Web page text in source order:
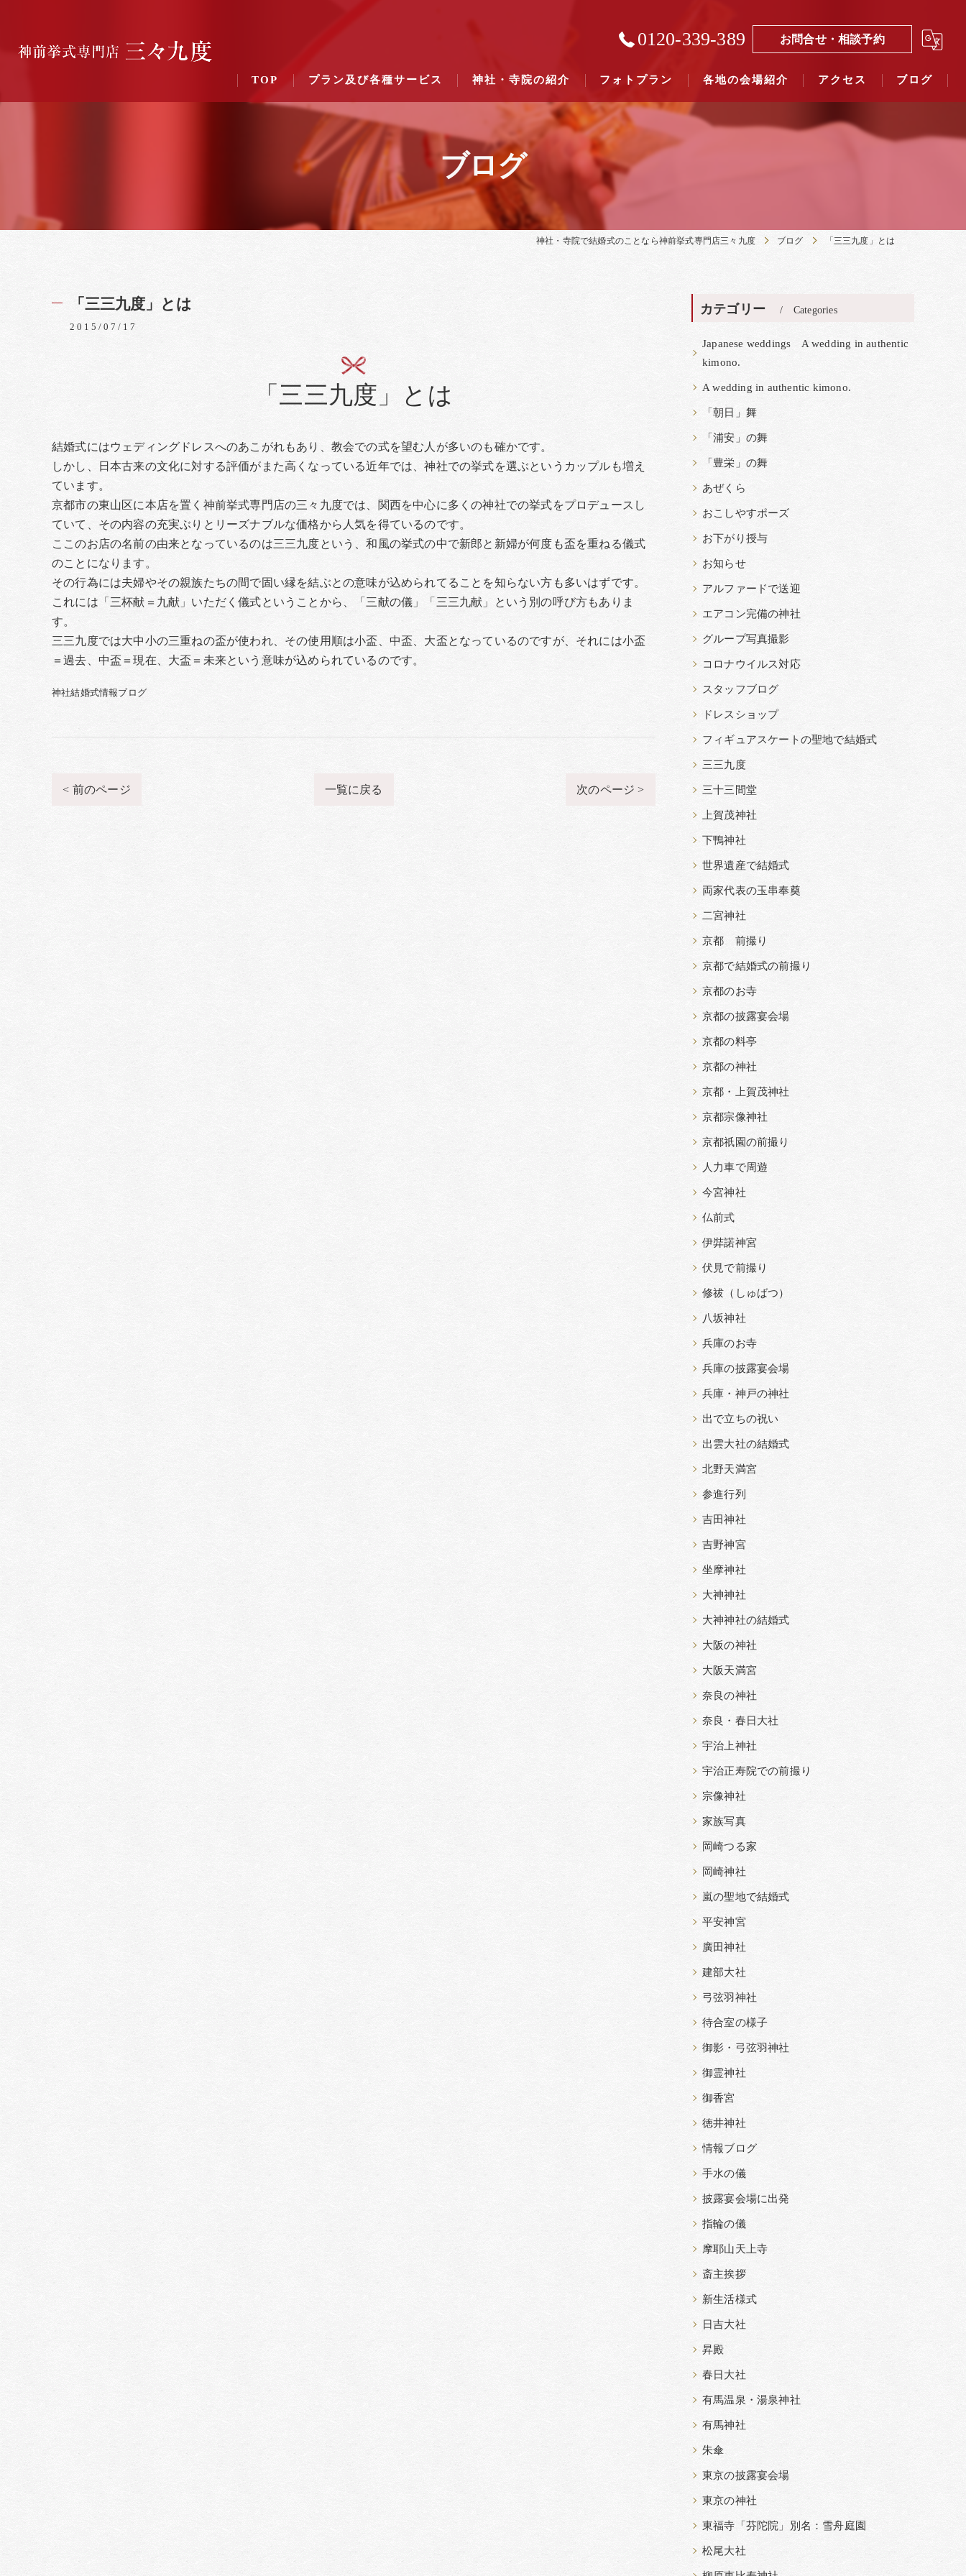
0120-339-389 お問合せ・相談予約
TOP プラン及び各種サービス 神社・寺院の紹介
結婚式のできる東京都下の神社一覧（４０社寺）｜三々九度東京
結婚式のできる関東六県の神社一覧（７５社）県別表示｜三々九度東京
フォトプラン 各地の会場紹介 アクセス ブログ
ブログ
神社・寺院で結婚式のことなら神前挙式専門店三々九度 ブログ 「三三九度」とは
「三三九度」とは
2015/07/17
「三三九度」とは
結婚式にはウェディングドレスへのあこがれもあり、教会での式を望む人が多いのも確かです。
しかし、日本古来の文化に対する評価がまた高くなっている近年では、神社での挙式を選ぶというカップルも増え
ています。
京都市の東山区に本店を置く神前挙式専門店の三々九度では、関西を中心に多くの神社での挙式をプロデュースし
ていて、その内容の充実ぶりとリーズナブルな価格から人気を得ているのです。
ここのお店の名前の由来となっているのは三三九度という、和風の挙式の中で新郎と新婦が何度も盃を重ねる儀式
のことになります。
その行為には夫婦やその親族たちの間で固い縁を結ぶとの意味が込められてることを知らない方も多いはずです。
これには「三杯献＝九献」いただく儀式ということから、「三献の儀」「三三九献」という別の呼び方もありま
す。
三三九度では大中小の三重ねの盃が使われ、その使用順は小盃、中盃、大盃となっているのですが、それには小盃
＝過去、中盃＝現在、大盃＝未来という意味が込められているのです。
神社結婚式情報ブログ
< 前のページ 一覧に戻る 次のページ >
カテゴリー Categories
Japanese weddings A wedding in authentic
kimono.
A wedding in authentic kimono.
「朝日」舞
「浦安」の舞
「豊栄」の舞
あぜくら
おこしやすポーズ
お下がり授与
お知らせ
アルファードで送迎
エアコン完備の神社
グループ写真撮影
コロナウイルス対応
スタッフブログ
ドレスショップ
フィギュアスケートの聖地で結婚式
三三九度
三十三間堂
上賀茂神社
下鴨神社
世界遺産で結婚式
両家代表の玉串奉奠
二宮神社
京都 前撮り
京都で結婚式の前撮り
京都のお寺
京都の披露宴会場
京都の料亭
京都の神社
京都・上賀茂神社
京都宗像神社
京都祇園の前撮り
人力車で周遊
今宮神社
仏前式
伊弉諾神宮
伏見で前撮り
修祓（しゅばつ）
八坂神社
兵庫のお寺
兵庫の披露宴会場
兵庫・神戸の神社
出で立ちの祝い
出雲大社の結婚式
北野天満宮
参進行列
吉田神社
吉野神宮
坐摩神社
大神神社
大神神社の結婚式
大阪の神社
大阪天満宮
奈良の神社
奈良・春日大社
宇治上神社
宇治正寿院での前撮り
宗像神社
家族写真
岡崎つる家
岡崎神社
嵐の聖地で結婚式
平安神宮
廣田神社
建部大社
弓弦羽神社
待合室の様子
御影・弓弦羽神社
御霊神社
御香宮
徳井神社
情報ブログ
手水の儀
披露宴会場に出発
指輪の儀
摩耶山天上寺
斎主挨拶
新生活様式
日吉大社
昇殿
春日大社
有馬温泉・湯泉神社
有馬神社
朱傘
東京の披露宴会場
東京の神社
東福寺「芬陀院」別名：雪舟庭園
松尾大社